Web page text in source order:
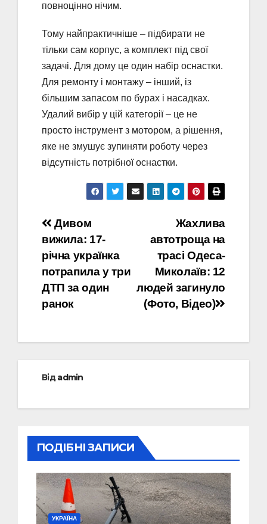
повноцінно нічим.
Тому найпрактичніше – підбирати не
тільки сам корпус, а комплект під свої
задачі. Для дому це один набір оснастки.
Для ремонту і монтажу – інший, із
більшим запасом по бурах і насадках.
Удалий вибір у цій категорії – це не
просто інструмент з мотором, а рішення,
яке не змушує зупиняти роботу через
відсутність потрібної оснастки.
Навігація
записів
Жахлива
автотроща на
трасі Одеса-
Миколаїв: 12
людей загинуло
(Фото, Відео)
Дивом
вижила: 17-
річна українка
потрапила у три
ДТП за один
ранок
Відadmin
ПОДІБНІ ЗАПИСИ
УКРАЇНА